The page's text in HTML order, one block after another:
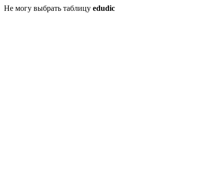
Не могу выбрать таблицу edudic